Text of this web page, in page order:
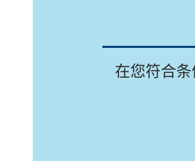
在您符合条